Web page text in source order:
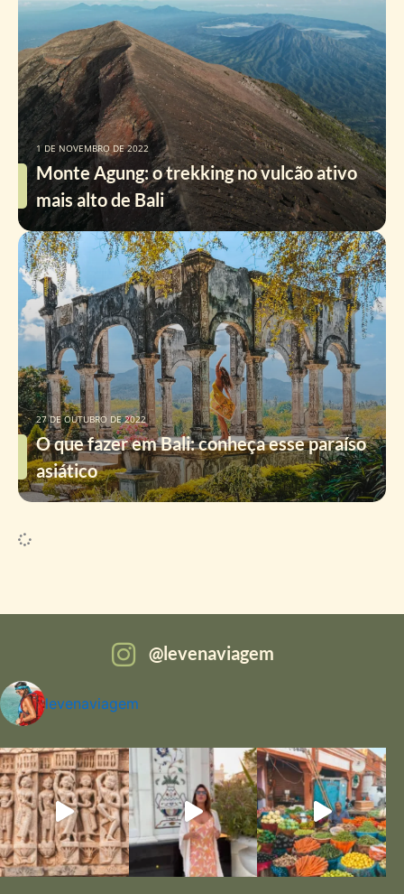
Monte Agung: o trekking no vulcão ativo
mais alto de Bali
1 DE NOVEMBRO DE 2022
O que fazer em Bali: conheça esse paraíso
asiático
27 DE OUTUBRO DE 2022
levenaviagem
levenaviagem